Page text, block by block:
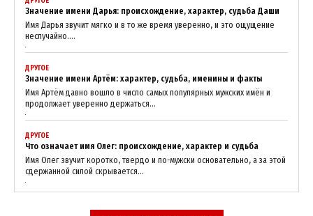
Значение имени Дарья: происхождение, характер, судьба Даши
Имя Дарья звучит мягко и в то же время уверенно, и это ощущение
неслучайно....
ДРУГОЕ
Значение имени Артём: характер, судьба, именины и факты
Имя Артём давно вошло в число самых популярных мужских имён и
продолжает уверенно держаться...
ДРУГОЕ
Что означает имя Олег: происхождение, характер и судьба
Имя Олег звучит коротко, твердо и по-мужски основательно, а за этой
сдержанной силой скрывается...